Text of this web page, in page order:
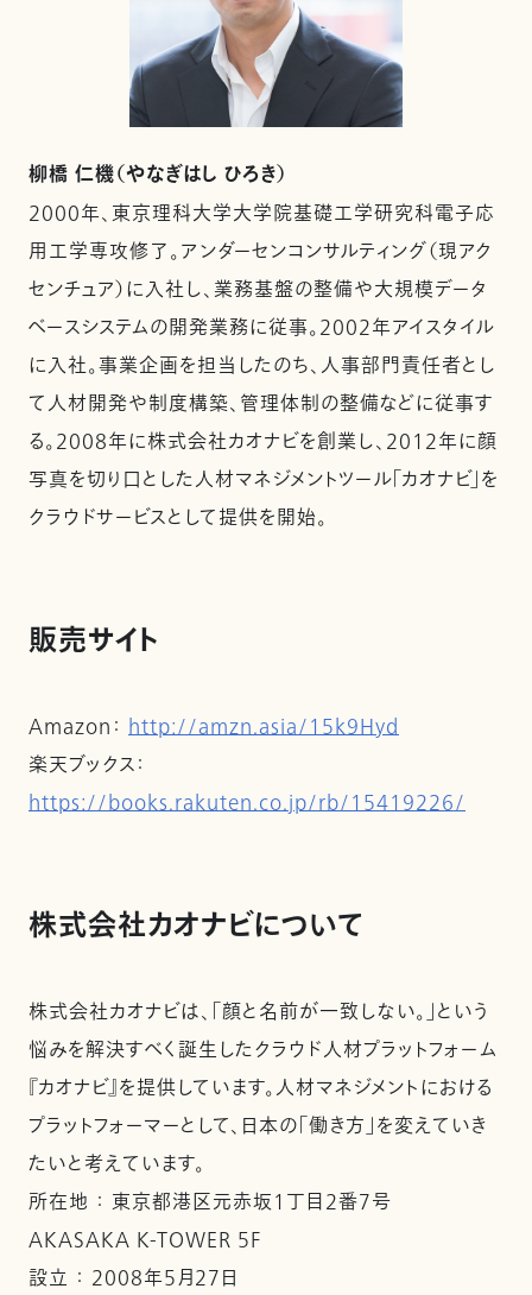
柳橋 仁機（やなぎはし ひろき）
2000年、東京理科大学大学院基礎工学研究科電子応
用工学専攻修了。アンダーセンコンサルティング（現アク
センチュア）に入社し、業務基盤の整備や大規模データ
ベースシステムの開発業務に従事。2002年アイスタイル
に入社。事業企画を担当したのち、人事部門責任者とし
て人材開発や制度構築、管理体制の整備などに従事す
る。2008年に株式会社カオナビを創業し、2012年に顔
写真を切り口とした人材マネジメントツール「カオナビ」を
クラウドサービスとして提供を開始。
販売サイト
Amazon： http://amzn.asia/15k9Hyd
楽天ブックス：
https://books.rakuten.co.jp/rb/15419226/
株式会社カオナビについて
株式会社カオナビは、「顔と名前が一致しない。」という
悩みを解決すべく誕生したクラウド人材プラットフォーム
『カオナビ』を提供しています。人材マネジメントにおける
プラットフォーマーとして、日本の「働き方」を変えていき
たいと考えています。
所在地 ： 東京都港区元赤坂1丁目2番7号
AKASAKA K-TOWER 5F
設立 ： 2008年5月27日